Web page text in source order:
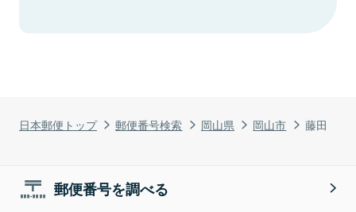
日本郵便トップ 郵便番号検索 岡山県 岡山市 藤田
郵便番号を調べる